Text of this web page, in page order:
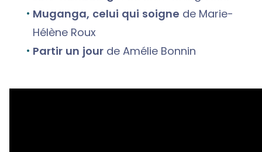
Muganga, celui qui soigne de Marie-
Hélène Roux
Partir un jour de Amélie Bonnin